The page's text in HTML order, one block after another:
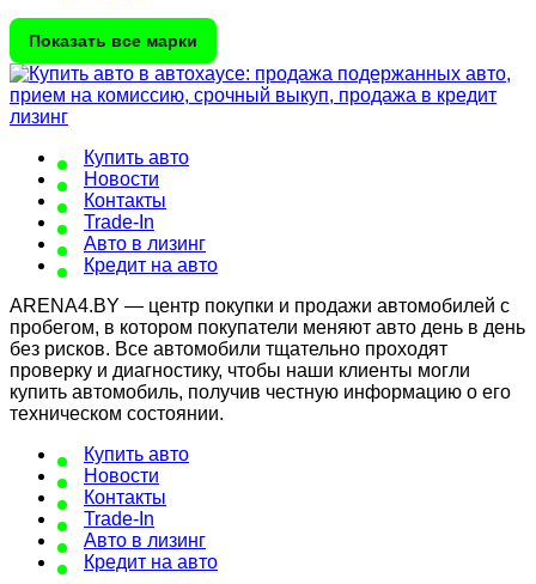
Показать все марки
Купить авто
Новости
Контакты
Trade-In
Авто в лизинг
Кредит на авто
ARENA4.BY — центр покупки и продажи автомобилей с
пробегом, в котором покупатели меняют авто день в день
без рисков. Все автомобили тщательно проходят
проверку и диагностику, чтобы наши клиенты могли
купить автомобиль, получив честную информацию о его
техническом состоянии.
Купить авто
Новости
Контакты
Trade-In
Авто в лизинг
Кредит на авто